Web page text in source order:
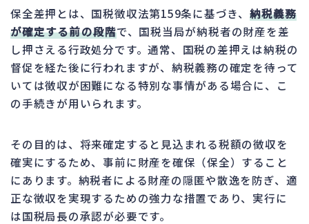
保全差押とは、国税徴収法第159条に基づき、納税義務
が確定する前の段階で、国税当局が納税者の財産を差
し押さえる行政処分です。通常、国税の差押えは納税の
督促を経た後に行われますが、納税義務の確定を待って
いては徴収が困難になる特別な事情がある場合に、こ
の手続きが用いられます。
その目的は、将来確定すると見込まれる税額の徴収を
確実にするため、事前に財産を確保（保全）すること
にあります。納税者による財産の隠匿や散逸を防ぎ、適
正な徴収を実現するための強力な措置であり、実行に
は国税局長の承認が必要です。